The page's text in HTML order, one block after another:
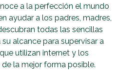
a la perfección el mundo
ayudar a los padres, madres,
todas las sencillas
alcance para supervisar a
utilizan internet y los
la mejor forma posible.